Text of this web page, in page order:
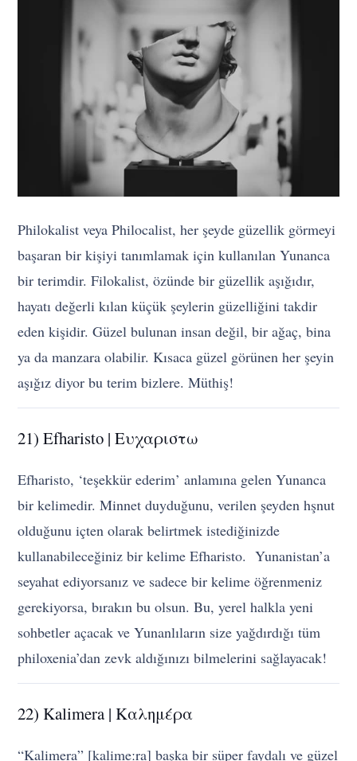
Philokalist veya Philocalist, her şeyde güzellik görmeyi
başaran bir kişiyi tanımlamak için kullanılan Yunanca
bir terimdir. Filokalist, özünde bir güzellik aşığıdır,
hayatı değerli kılan küçük şeylerin güzelliğini takdir
eden kişidir. Güzel bulunan insan değil, bir ağaç, bina
ya da manzara olabilir. Kısaca güzel görünen her şeyin
aşığız diyor bu terim bizlere. Müthiş!
21) Efharisto | Ευχαριστω
Efharisto, ‘teşekkür ederim’ anlamına gelen Yunanca
bir kelimedir. Minnet duyduğunu, verilen şeyden hşnut
olduğunu içten olarak belirtmek istediğinizde
kullanabileceğiniz bir kelime Efharisto. Yunanistan’a
seyahat ediyorsanız ve sadece bir kelime öğrenmeniz
gerekiyorsa, bırakın bu olsun. Bu, yerel halkla yeni
sohbetler açacak ve Yunanlıların size yağdırdığı tüm
philoxenia’dan zevk aldığınızı bilmelerini sağlayacak!
22) Kalimera | Καλημέρα
“Kalimera” [kalimeːra] başka bir süper faydalı ve güzel